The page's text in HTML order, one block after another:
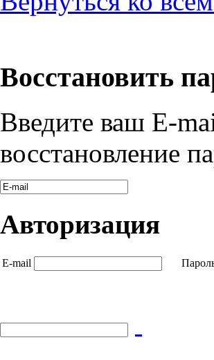
Восстановить
Введите ваш E-
восстановление
Авторизация
E-mail